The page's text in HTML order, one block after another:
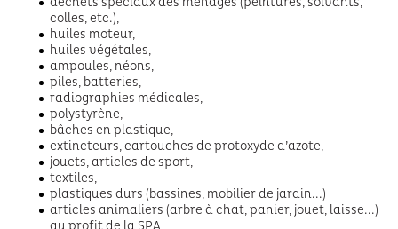
colles, etc.),
huiles moteur,
huiles végétales,
ampoules, néons,
piles, batteries,
radiographies médicales,
polystyrène,
bâches en plastique,
extincteurs, cartouches de protoxyde d’azote,
jouets, articles de sport,
textiles,
plastiques durs (bassines, mobilier de jardin...)
articles animaliers (arbre à chat, panier, jouet, laisse...)